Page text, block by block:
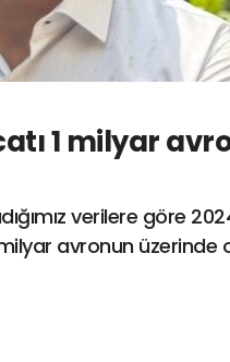
1 milyar
verilere göre
avronun üzerinde